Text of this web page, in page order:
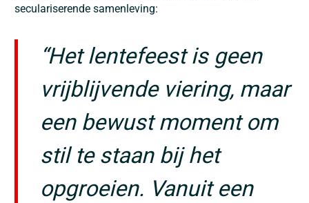
seculariserende samenleving:
“Het lentefeest is geen
vrijblijvende viering, maar
een bewust moment om
stil te staan bij het
opgroeien. Vanuit een